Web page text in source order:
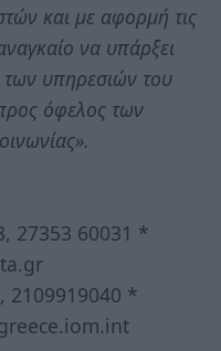
και με αφορμή τις
να υπάρξει
υπηρεσιών του
όφελος των
27353 60031 *
2109919040 *